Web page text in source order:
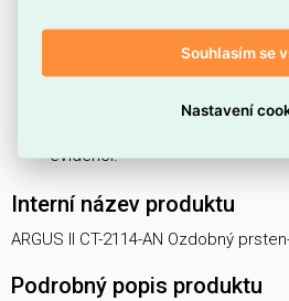
přirozenou patinu.
evidenci.
Interní název produktu
ARGUS II CT-2114-AN Ozdobný
Podrobný popis produktu
Souhlasím se
Nastavení